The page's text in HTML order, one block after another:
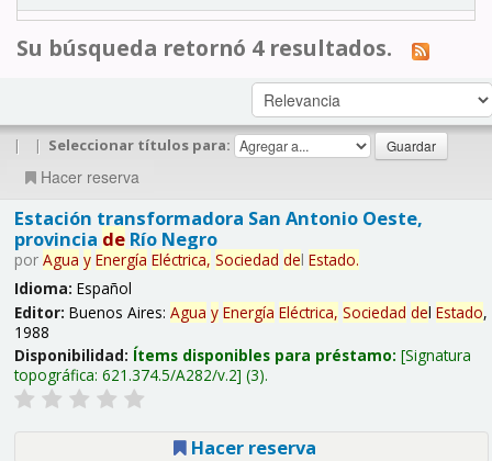
Su búsqueda retornó 4 resultados.
| | Seleccionar títulos para:
Hacer reserva
Estación transformadora San Antonio Oeste,
provincia deRío Negro
por Agua y Energía Eléctrica, Sociedad del Estado.
Idioma: Español
Editor: Buenos Aires: Agua y Energía Eléctrica, Sociedad del Estado,
1988
Disponibilidad: Ítems disponibles para préstamo: Signatura
topográfica: 621.374.5/A282/v.2 (3).
Hacer reserva